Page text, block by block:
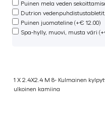
Puinen mela veden
Dutrion
Puinen juomateline (+€ 12.00)
Spa-hylly, muovi, musta väri
1 X 2.4X2.4 M 8- Kulmainen
ulkoinen kamiina